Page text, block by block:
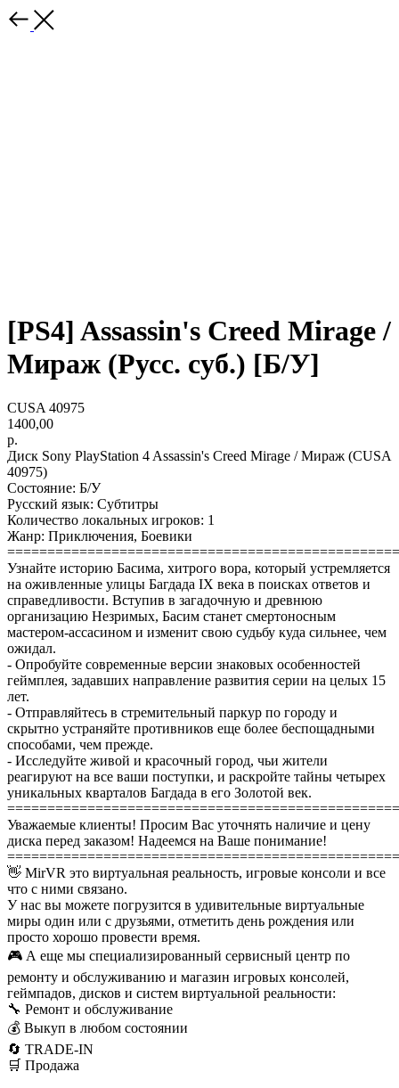
[PS4] Assassin's Creed Mirage /
Мираж (Русс. суб.) [Б/У]
CUSA 40975
1400,00
р.
Диск Sony PlayStation 4 Assassin's Creed Mirage / Мираж (CUSA
40975)
Состояние: Б/У
Русский язык: Субтитры
Количество локальных игроков: 1
Жанр: Приключения, Боевики
Узнайте историю Басима, хитрого вора, который устремляется
на оживленные улицы Багдада IX века в поисках ответов и
справедливости. Вступив в загадочную и древнюю
организацию Незримых, Басим станет смертоносным
мастером-ассасином и изменит свою судьбу куда сильнее, чем
ожидал.
- Опробуйте современные версии знаковых особенностей
геймплея, задавших направление развития серии на целых 15
лет.
- Отправляйтесь в стремительный паркур по городу и
скрытно устраняйте противников еще более беспощадными
способами, чем прежде.
- Исследуйте живой и красочный город, чьи жители
реагируют на все ваши поступки, и раскройте тайны четырех
уникальных кварталов Багдада в его Золотой век.
Уважаемые клиенты! Просим Вас уточнять наличие и цену
диска перед заказом! Надеемся на Ваше понимание!
👋 MirVR это виртуальная реальность, игровые консоли и все
что с ними связано.
У нас вы можете погрузится в удивительные виртуальные
миры один или с друзьями, отметить день рождения или
просто хорошо провести время.
🎮 А еще мы специализированный сервисный центр по
ремонту и обслуживанию и магазин игровых консолей,
геймпадов, дисков и систем виртуальной реальности:
🔧 Ремонт и обслуживание
💰 Выкуп в любом состоянии
🔄 TRADE-IN
🛒 Продажа